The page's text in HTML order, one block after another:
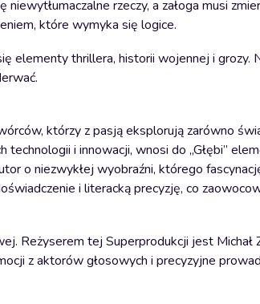
rzeczy, a załoga musi
które wymyka się logice.
thrillera, historii wojennej i grozy.
którzy z pasją eksplorują zarówno
i innowacji, wnosi do „Głębi”
o niezwykłej wyobraźni, którego
i literacką precyzję, co
Reżyserem tej Superprodukcji jest
z aktorów głosowych i precyzyjne